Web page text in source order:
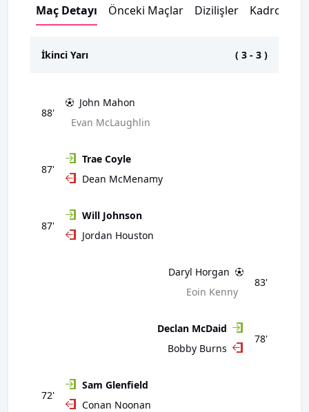
Maç Detayı Önceki Maçlar Dizilişler Kadrolar
İkinci Yarı ( 3 - 3 )
88'
John Mahon
Evan McLaughlin
87'
Trae Coyle
Dean McMenamy
87'
Will Johnson
Jordan Houston
83'
Daryl Horgan
Eoin Kenny
78'
Declan McDaid
Bobby Burns
72'
Sam Glenfield
Conan Noonan